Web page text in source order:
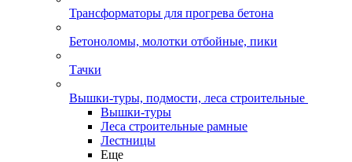
Трансформаторы для прогрева бетона
Бетоноломы, молотки отбойные, пики
Тачки
Вышки-туры, подмости, леса строительные
Вышки-туры
Леса строительные рамные
Лестницы
Еще